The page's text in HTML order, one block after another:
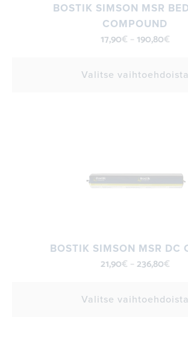
BOSTIK SIMSON MSR
COMPOUND
17,90€ –190,80€
Valitse vaihtoehdoista
BOSTIK SIMSON MSR DC
21,90€ –236,80€
Valitse vaihtoehdoista